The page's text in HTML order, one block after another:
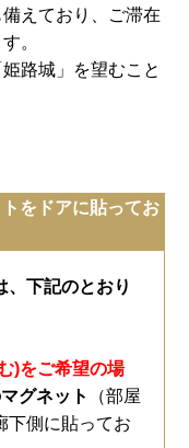
えており、ご滞在
。
路城」を望むこと
をドアに貼ってお
、下記のとおり
)をご希望の場
グネット
（部屋
下側に貼ってお